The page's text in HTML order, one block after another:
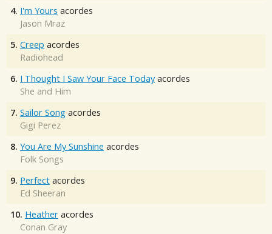
4. I'm Yours acordes
Jason Mraz
5. Creep acordes
Radiohead
6. I Thought I Saw Your Face Today acordes
She and Him
7. Sailor Song acordes
Gigi Perez
8. You Are My Sunshine acordes
Folk Songs
9. Perfect acordes
Ed Sheeran
10. Heather acordes
Conan Gray